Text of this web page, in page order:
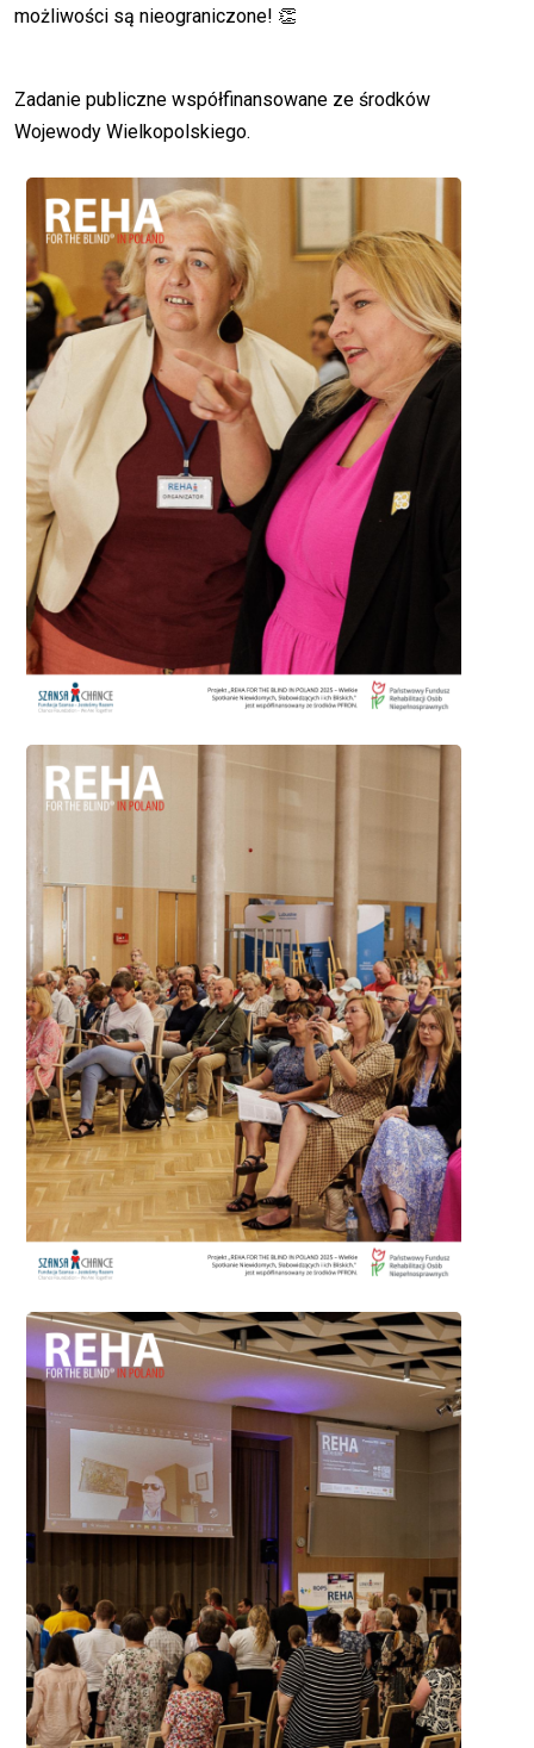
możliwości są nieograniczone! 👏
Zadanie publiczne współfinansowane ze środków
Wojewody Wielkopolskiego.